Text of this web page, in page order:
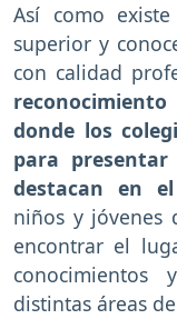
Así como
superior y
con calidad
donde los
para
destacan en
niños y jóvenes
encontrar el
conocimientos
distintas áreas